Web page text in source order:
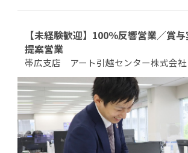
【未経験歓迎】100％反響営業／賞
提案営業
帯広支店 アート引越センター株式会社